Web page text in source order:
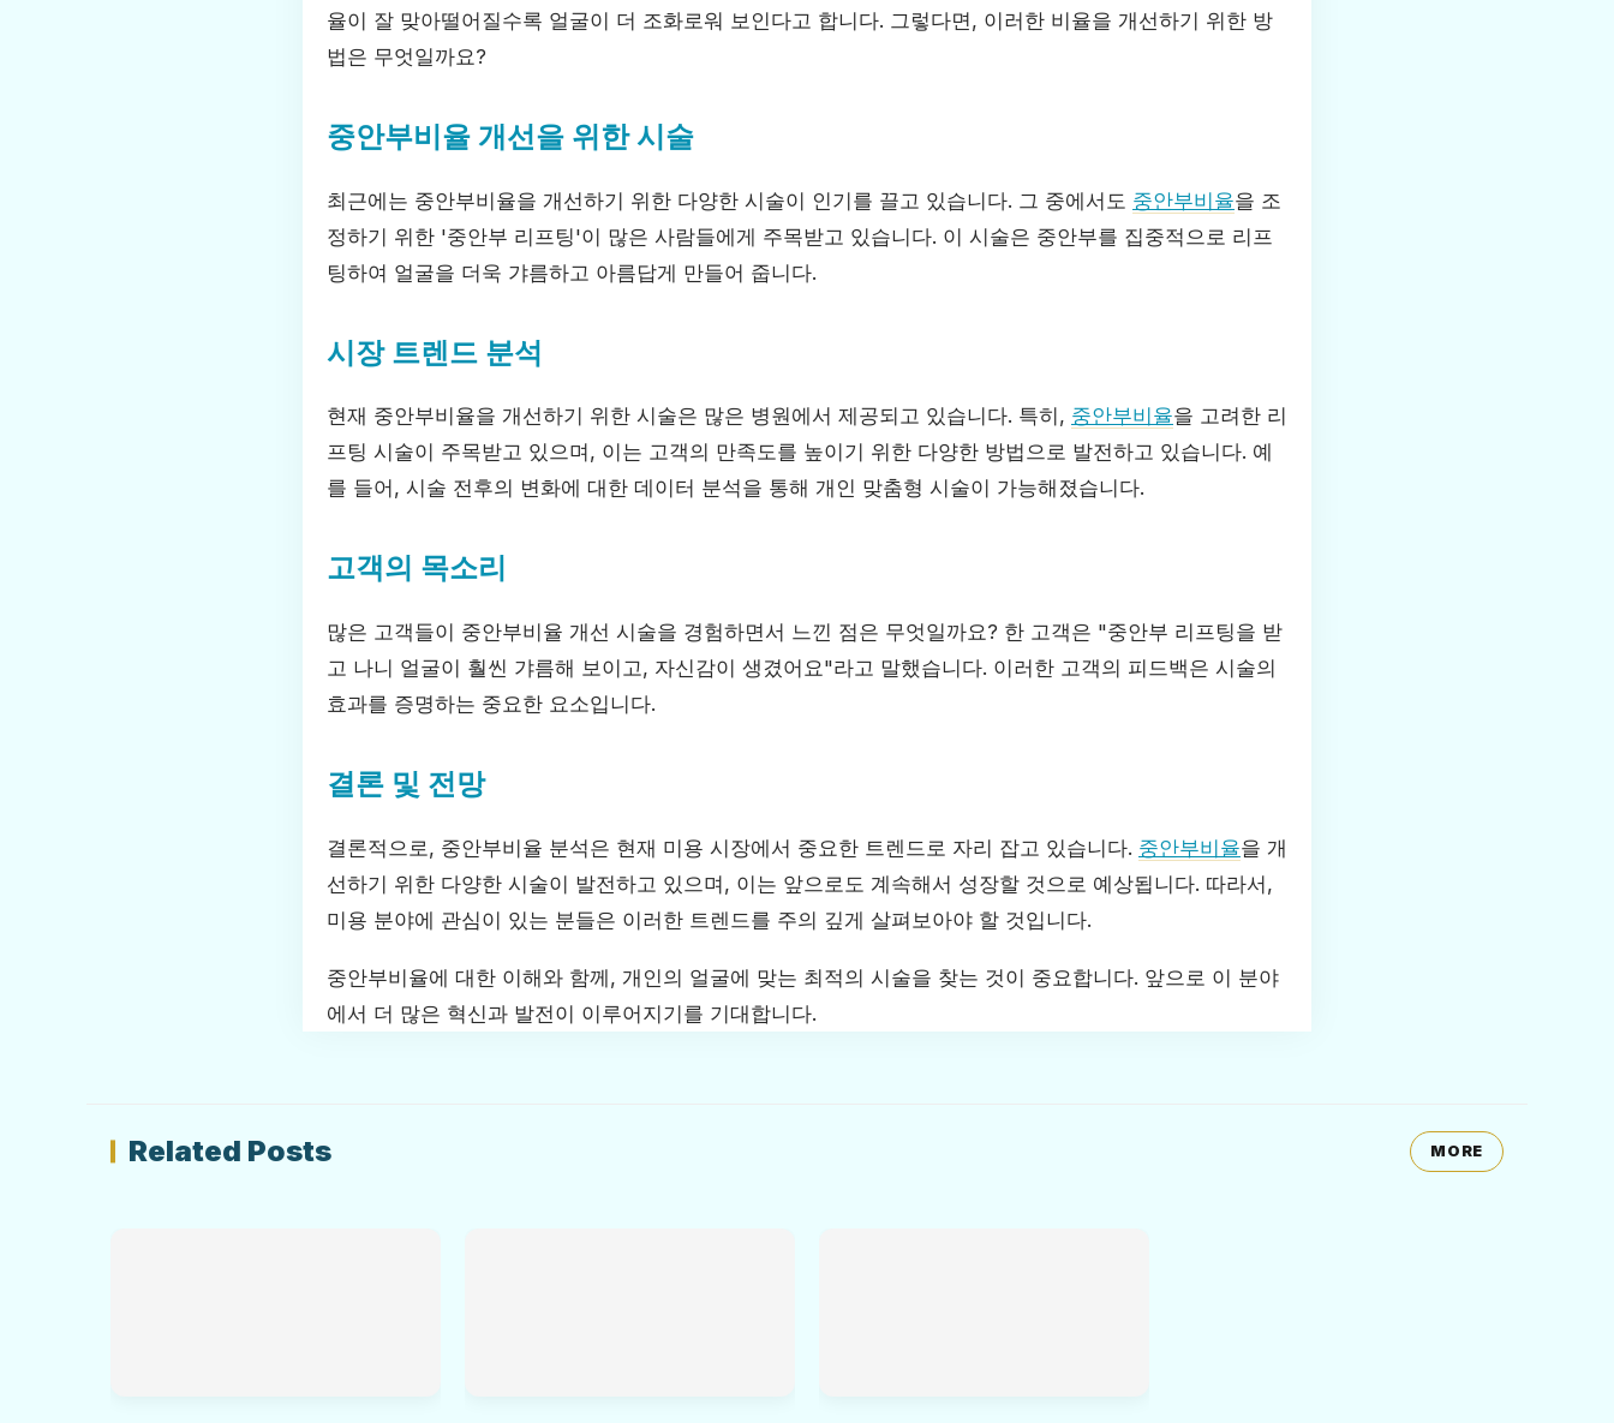
율이 잘 맞아떨어질수록 얼굴이 더 조화로워 보인다고 합니다. 그렇다면, 이러한 비율을 개선하기 위한 방
법은 무엇일까요?
중안부비율 개선을 위한 시술
최근에는 중안부비율을 개선하기 위한 다양한 시술이 인기를 끌고 있습니다. 그 중에서도 중안부비율을 조
정하기 위한 '중안부 리프팅'이 많은 사람들에게 주목받고 있습니다. 이 시술은 중안부를 집중적으로 리프
팅하여 얼굴을 더욱 갸름하고 아름답게 만들어 줍니다.
시장 트렌드 분석
현재 중안부비율을 개선하기 위한 시술은 많은 병원에서 제공되고 있습니다. 특히, 중안부비율을 고려한 리
프팅 시술이 주목받고 있으며, 이는 고객의 만족도를 높이기 위한 다양한 방법으로 발전하고 있습니다. 예
를 들어, 시술 전후의 변화에 대한 데이터 분석을 통해 개인 맞춤형 시술이 가능해졌습니다.
고객의 목소리
많은 고객들이 중안부비율 개선 시술을 경험하면서 느낀 점은 무엇일까요? 한 고객은 "중안부 리프팅을 받
고 나니 얼굴이 훨씬 갸름해 보이고, 자신감이 생겼어요"라고 말했습니다. 이러한 고객의 피드백은 시술의
효과를 증명하는 중요한 요소입니다.
결론 및 전망
결론적으로, 중안부비율 분석은 현재 미용 시장에서 중요한 트렌드로 자리 잡고 있습니다. 중안부비율을 개
선하기 위한 다양한 시술이 발전하고 있으며, 이는 앞으로도 계속해서 성장할 것으로 예상됩니다. 따라서,
미용 분야에 관심이 있는 분들은 이러한 트렌드를 주의 깊게 살펴보아야 할 것입니다.
중안부비율에 대한 이해와 함께, 개인의 얼굴에 맞는 최적의 시술을 찾는 것이 중요합니다. 앞으로 이 분야
에서 더 많은 혁신과 발전이 이루어지기를 기대합니다.
Related Posts MORE